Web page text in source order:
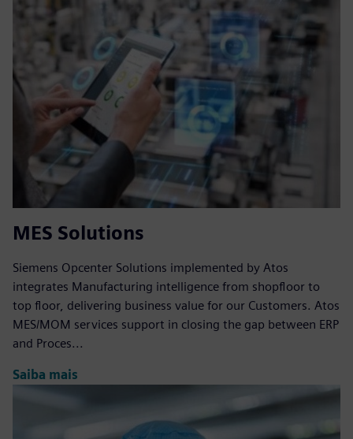
MES Solutions
Siemens Opcenter Solutions implemented by Atos
integrates Manufacturing intelligence from shopfloor to
top floor, delivering business value for our Customers. Atos
MES/MOM services support in closing the gap between ERP
and Proces...
Saiba mais